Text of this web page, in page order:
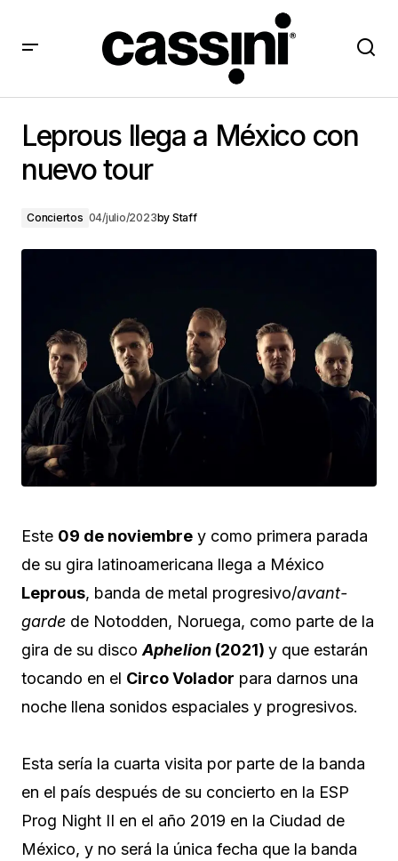
Leprous llega a México con
nuevo tour
Conciertos 04/julio/2023by Staff
Este 09 de noviembre y como primera parada
de su gira latinoamericana llega a México
Leprous, banda de metal progresivo/avant-
garde de Notodden, Noruega, como parte de la
gira de su disco Aphelion (2021) y que estarán
tocando en el Circo Volador para darnos una
noche llena sonidos espaciales y progresivos.
Esta sería la cuarta visita por parte de la banda
en el país después de su concierto en la ESP
Prog Night II en el año 2019 en la Ciudad de
México, y no será la única fecha que la banda